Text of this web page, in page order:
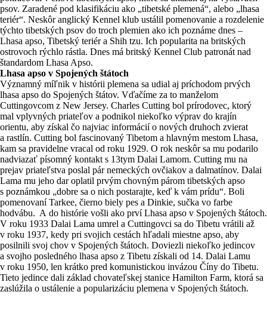
psov. Zaradené pod klasifikáciu ako „tibetské plemená“, alebo „lhasa
teriér“. Neskôr anglický Kennel klub ustálil pomenovanie a rozdelenie
týchto tibetských psov do troch plemien ako ich poznáme dnes –
Lhasa apso, Tibetský teriér a Shih tzu. Ich popularita na britských
ostrovoch rýchlo rástla. Dnes má britský Kennel Club patronát nad
štandardom Lhasa Apso.
Lhasa apso v Spojených štátoch
Významný míľnik v histórii plemena sa udial aj príchodom prvých
lhasa apso do Spojených štátov. Vďačíme za to manželom
Cuttingovcom z New Jersey. Charles Cutting bol prírodovec, ktorý
mal vplyvných priateľov a podnikol niekoľko výprav do krajín
orientu, aby získal čo najviac informácií o nových druhoch zvierat
a rastlín. Cutting bol fascinovaný Tibetom a hlavným mestom Lhasa,
kam sa pravidelne vracal od roku 1929. O rok neskôr sa mu podarilo
nadviazať písomný kontakt s 13tym Dalai Lamom. Cutting mu na
prejav priateľstva poslal pár nemeckých ovčiakov a dalmatínov. Dalai
Lama mu jeho dar oplatil prvým chovným párom tibetských apso
s poznámkou „dobre sa o nich postarajte, keď k vám prídu“. Boli
pomenovaní Tarkee, čierno biely pes a Dinkie, sučka vo farbe
hodvábu. A do histórie vošli ako prví Lhasa apso v Spojených štátoch.
V roku 1933 Dalai Lama umrel a Cuttingovci sa do Tibetu vrátili až
v roku 1937, kedy pri svojich cestách hľadali miestne apso, aby
posilnili svoj chov v Spojených štátoch. Doviezli niekoľko jedincov
a svojho posledného lhasa apso z Tibetu získali od 14. Dalai Lamu
v roku 1950, len krátko pred komunistickou invázou Číny do Tibetu.
Tieto jedince dali základ chovateľskej stanice Hamilton Farm, ktorá sa
zaslúžila o ustálenie a popularizáciu plemena v Spojených štátoch.